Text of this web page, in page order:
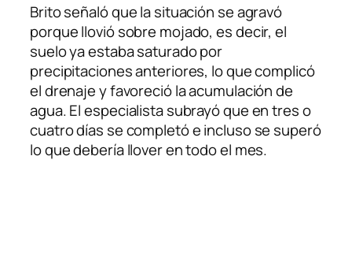
Brito señaló que la situación se agravó
porque llovió sobre mojado, es decir, el
suelo ya estaba saturado por
precipitaciones anteriores, lo que complicó
el drenaje y favoreció la acumulación de
agua. El especialista subrayó que en tres o
cuatro días se completó e incluso se superó
lo que debería llover en todo el mes.